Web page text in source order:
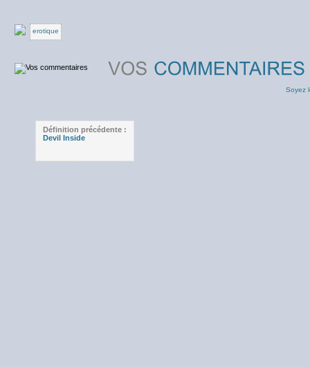
erotique
Soyez
Définition précédente :
Devil Inside